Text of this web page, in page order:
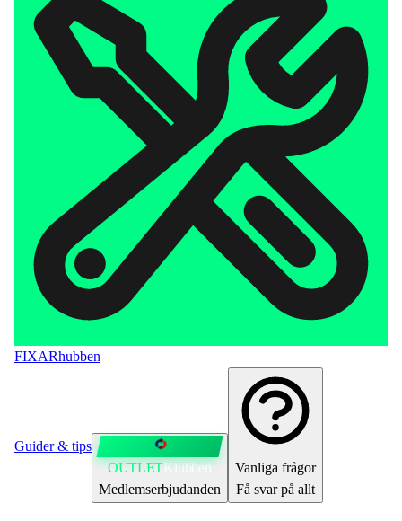
FIXARhubben
Guider & tips
OUTLETKlubben
Medlemserbjudanden
Vanliga frågor
Få svar på allt